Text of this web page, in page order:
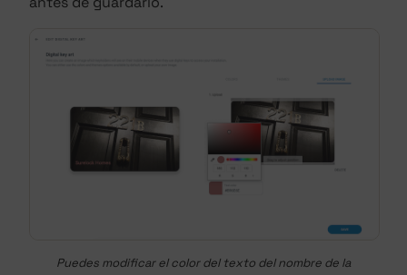
Puedes modificar el color del texto del nombre de la